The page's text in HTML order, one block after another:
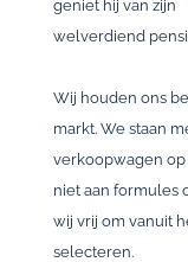
geniet hij van zijn
welverdiend
Wij houden ons
markt. We staan
verkoopwagen
niet aan formules
wij vrij om vanuit
selecteren.